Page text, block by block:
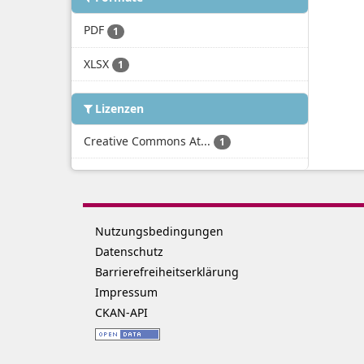
PDF 1
XLSX 1
Lizenzen
Creative Commons At... 1
Nutzungsbedingungen
Datenschutz
Barrierefreiheitserklärung
Impressum
CKAN-API